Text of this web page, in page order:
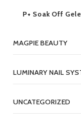
P+ Soak Off
MAGPIE BEAUTY
LUMINARY NAIL
UNCATEGORIZED